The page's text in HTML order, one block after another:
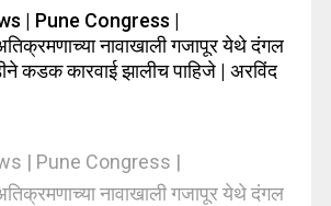
| Pune Congress |
नावाखाली गजापूर येथे दंगल
कडक कारवाई झालीच पाहिजे | अरविंद
| Pune Congress |
नावाखाली गजापूर येथे दंगल